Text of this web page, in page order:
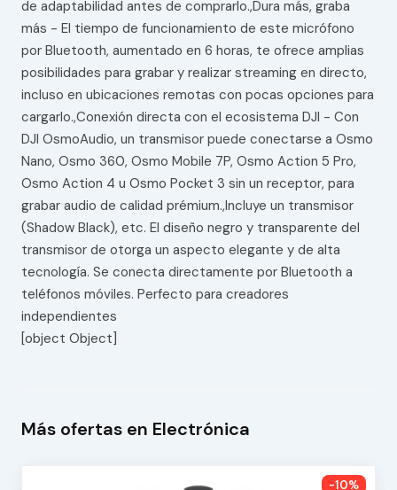
de adaptabilidad antes de comprarlo.,Dura más, graba
más - El tiempo de funcionamiento de este micrófono
por Bluetooth, aumentado en 6 horas, te ofrece amplias
posibilidades para grabar y realizar streaming en directo,
incluso en ubicaciones remotas con pocas opciones para
cargarlo.,Conexión directa con el ecosistema DJI - Con
DJI OsmoAudio, un transmisor puede conectarse a Osmo
Nano, Osmo 360, Osmo Mobile 7P, Osmo Action 5 Pro,
Osmo Action 4 u Osmo Pocket 3 sin un receptor, para
grabar audio de calidad prémium.,Incluye un transmisor
(Shadow Black), etc. El diseño negro y transparente del
transmisor de otorga un aspecto elegante y de alta
tecnología. Se conecta directamente por Bluetooth a
teléfonos móviles. Perfecto para creadores
independientes
[object Object]
Más ofertas en Electrónica
-10%